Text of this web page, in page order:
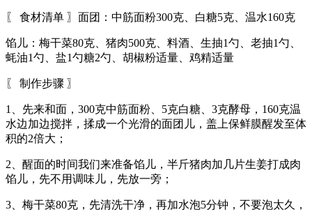
〖 食材清单 〗面团：中筋面粉300克、白糖5克、温水160克
馅儿：梅干菜80克、猪肉500克、料酒、生抽1勺、老抽1勺、
蚝油1勺、盐1勺糖2勺、胡椒粉适量、鸡精适量
〖 制作步骤 〗
1、先来和面，300克中筋面粉、5克白糖、3克酵母，160克温
水边加边搅拌，揉成一个光滑的面团儿，盖上保鲜膜醒发至体
积的2倍大；
2、醒面的时间我们来准备馅儿，半斤猪肉加几片生姜打成肉
馅儿，先不用调味儿，先放一旁；
3、梅干菜80克，先清洗干净，再加水泡5分钟，不要泡太久，